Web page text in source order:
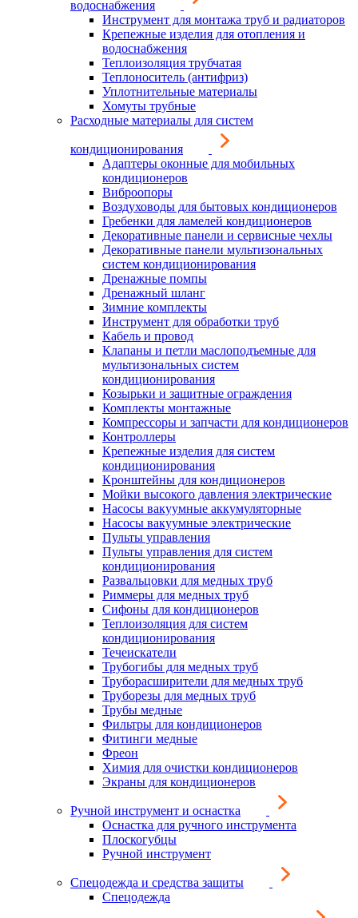
водоснабжения
Инструмент для монтажа труб и радиаторов
Крепежные изделия для отопления и
водоснабжения
Теплоизоляция трубчатая
Теплоноситель (антифриз)
Уплотнительные материалы
Хомуты трубные
Расходные материалы для систем
кондиционирования
Адаптеры оконные для мобильных
кондиционеров
Виброопоры
Воздуховоды для бытовых кондиционеров
Гребенки для ламелей кондиционеров
Декоративные панели и сервисные чехлы
Декоративные панели мультизональных
систем кондиционирования
Дренажные помпы
Дренажный шланг
Зимние комплекты
Инструмент для обработки труб
Кабель и провод
Клапаны и петли маслоподъемные для
мультизональных систем
кондиционирования
Козырьки и защитные ограждения
Комплекты монтажные
Компрессоры и запчасти для кондиционеров
Контроллеры
Крепежные изделия для систем
кондиционирования
Кронштейны для кондиционеров
Мойки высокого давления электрические
Насосы вакуумные аккумуляторные
Насосы вакуумные электрические
Пульты управления
Пульты управления для систем
кондиционирования
Развальцовки для медных труб
Риммеры для медных труб
Сифоны для кондиционеров
Теплоизоляция для систем
кондиционирования
Течеискатели
Трубогибы для медных труб
Труборасширители для медных труб
Труборезы для медных труб
Трубы медные
Фильтры для кондиционеров
Фитинги медные
Фреон
Химия для очистки кондиционеров
Экраны для кондиционеров
Ручной инструмент и оснастка
Оснастка для ручного инструмента
Плоскогубцы
Ручной инструмент
Спецодежда и средства защиты
Спецодежда